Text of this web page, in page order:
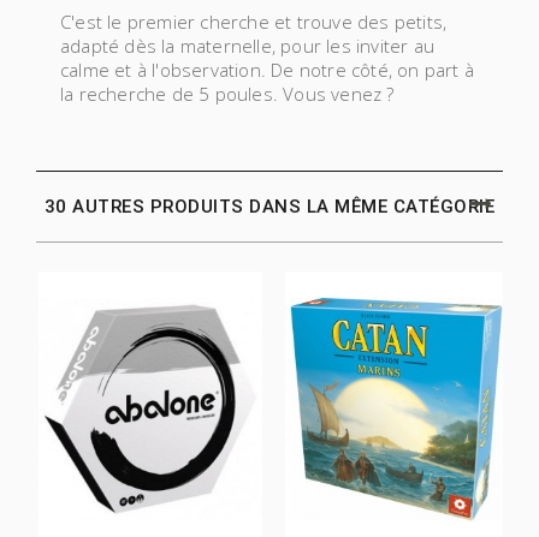
C'est le premier cherche et trouve des petits,
adapté dès la maternelle, pour les inviter au
calme et à l'observation. De notre côté, on part à
la recherche de 5 poules. Vous venez ?
30 AUTRES PRODUITS DANS LA MÊME CATÉGORIE